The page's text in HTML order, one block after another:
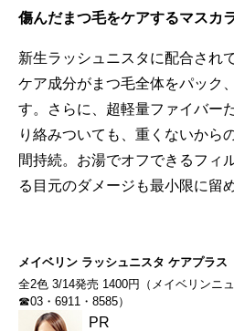
傷んだまつ毛をケアするマスカ
新生ラッシュニスタに配合され
ケア成分がまつ毛全体をパック
す。さらに、超軽量ファイバー
り絡みついても、重くないから
間持続。お湯でオフできるフィ
る目元のダメージも最小限に留
メイベリン ラッシュニスタ ケアプラス
全2色 3/14発売 1400円（メイベリンニ
☎03・6911・8585）
PR